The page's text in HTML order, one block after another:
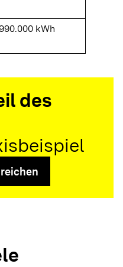
kWh
des